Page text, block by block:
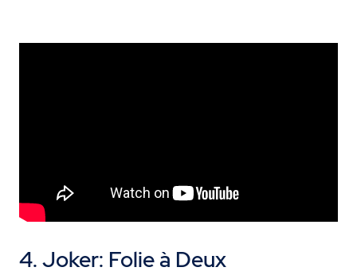
4. Joker: Folie à Deux